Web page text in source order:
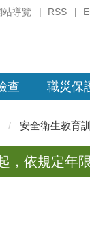
站導覽 RSS
查 職災保
安全衛生教育
，依規定年